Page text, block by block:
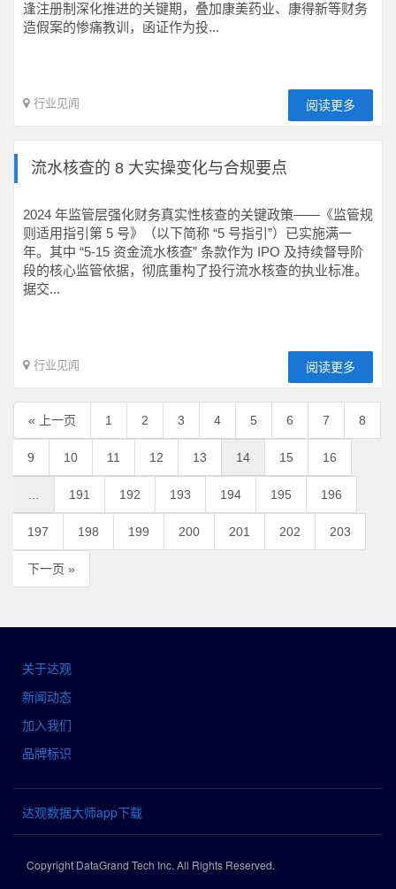
逢注册制深化推进的关键期，叠加康美药业、康得新等财务
造假案的惨痛教训，函证作为投...
行业见闻 阅读更多
流水核查的 8 大实操变化与合规要点
2024 年监管层强化财务真实性核查的关键政策——《监管规
则适用指引第 5 号》（以下简称 “5 号指引”）已实施满一
年。其中 “5-15 资金流水核查” 条款作为 IPO 及持续督导阶
段的核心监管依据，彻底重构了投行流水核查的执业标准。
据交...
行业见闻 阅读更多
« 上一页 1 2 3 4 5 6 7 8
9 10 11 12 13 14 15 16
191 192 193 194 195 196
197 198 199 200 201 202 203
下一页 »
关于达观
新闻动态
加入我们
品牌标识
达观数据大师app下载
Copyright DataGrand Tech Inc. All Rights Reserved.